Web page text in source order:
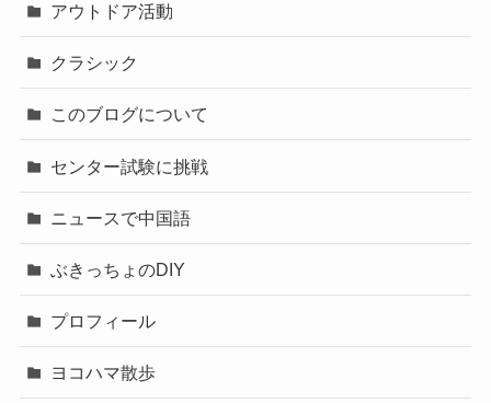
アウトドア活動
クラシック
このブログについて
センター試験に挑戦
ニュースで中国語
ぶきっちょのDIY
プロフィール
ヨコハマ散歩